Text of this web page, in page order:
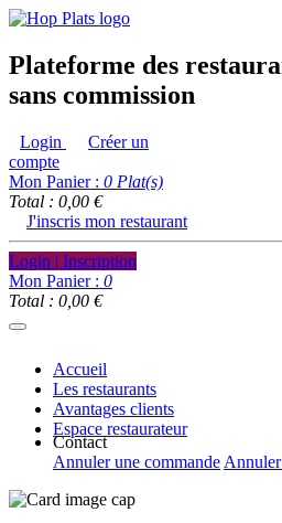
Plateforme des
sans commission
Login
Créer un
compte
Mon Panier : 0 Plat(s)
Total : 0,00 €
J'inscris mon restaurant
Login | Inscription
Mon Panier : 0
Total : 0,00 €
Accueil
Les restaurants
Avantages clients
Espace restaurateur
Contact
Annuler une commande